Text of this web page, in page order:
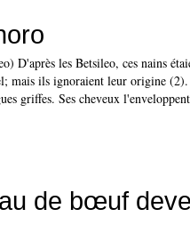
D'après les Betsileo, ces nains
mais ils ignoraient leur origine
griffes. Ses cheveux
de bœuf